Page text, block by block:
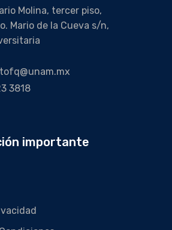
Molina, tercer piso,
Mario de la Cueva s/n,
3818
importante